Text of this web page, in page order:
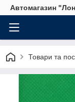
Автомагазин
Товари та